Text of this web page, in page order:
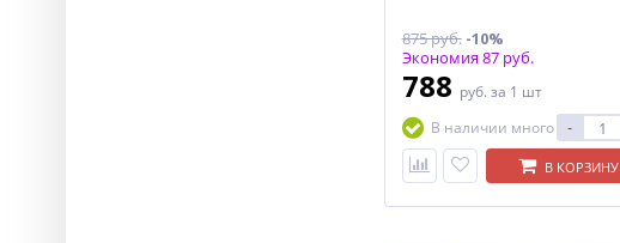
875 руб.-10%
Экономия 87 руб.
788 руб. за 1 шт
В наличии много
-
В КОРЗИНУ